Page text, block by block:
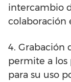
intercambio
colaboración
4. Grabación
permite a los
para su uso